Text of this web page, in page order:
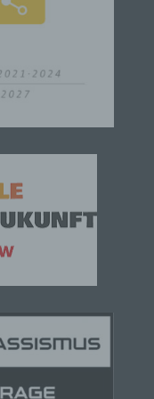
oder
deren
für die
Daten
Organisation,
Anpassung oder
die
Übermittlung,
der
Verknüpfung,
Daten mit dem